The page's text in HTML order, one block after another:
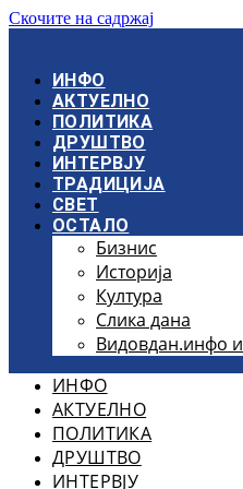
Скочите на садржај
ИНФО
АКТУЕЛНО
ПОЛИТИКА
ДРУШТВО
ИНТЕРВЈУ
ТРАДИЦИЈА
СВЕТ
ОСТАЛО
Бизнис
Историја
Култура
Слика дана
Видовдан.инфо
ИНФО
АКТУЕЛНО
ПОЛИТИКА
ДРУШТВО
ИНТЕРВЈУ